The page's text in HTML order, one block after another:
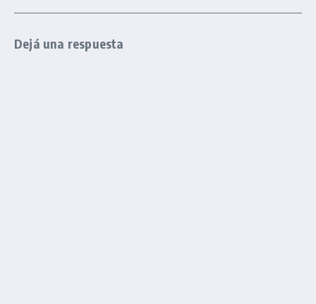
Dejá una respuesta